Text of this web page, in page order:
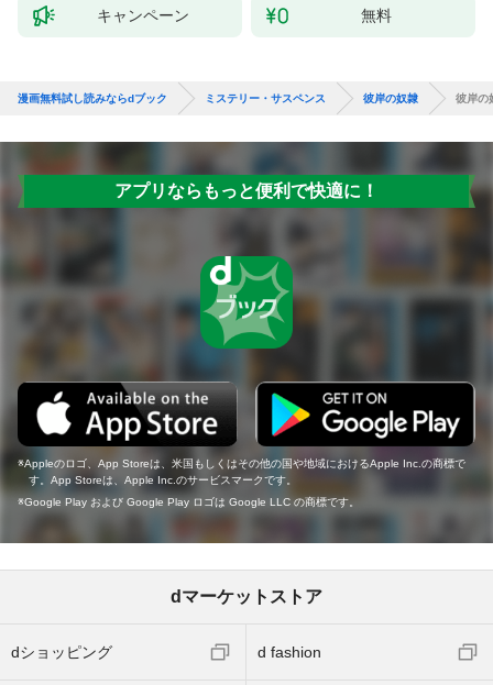
キャンペーン 無料
漫画無料試し読みならdブック ミステリー・サスペンス 彼岸の奴隷 彼岸の
アプリならもっと便利で快適に！
Appleのロゴ、App Storeは、米国もしくはその他の国や地域におけるApple Inc.の商標で
す。App Storeは、Apple Inc.のサービスマークです。
Google Play および Google Play ロゴは Google LLC の商標です。
dマーケットストア
dショッピング d fashion